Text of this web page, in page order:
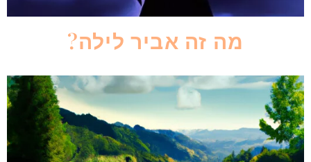
מה זה אביר לילה?